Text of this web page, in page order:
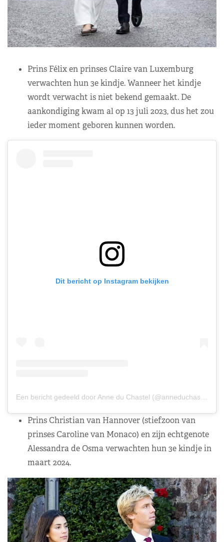
Prins Félix en prinses Claire van Luxemburg
verwachten hun 3e kindje. Wanneer het kindje
wordt verwacht is niet bekend gemaakt. De
aankondiging kwam al op 13 juli 2023, dus het zou
ieder moment geboren kunnen worden.
Dit bericht op Instagram bekijken
Prins Christian van Hannover (stiefzoon van
prinses Caroline van Monaco) en zijn echtgenote
Alessandra de Osma verwachten hun 3e kindje in
maart 2024.